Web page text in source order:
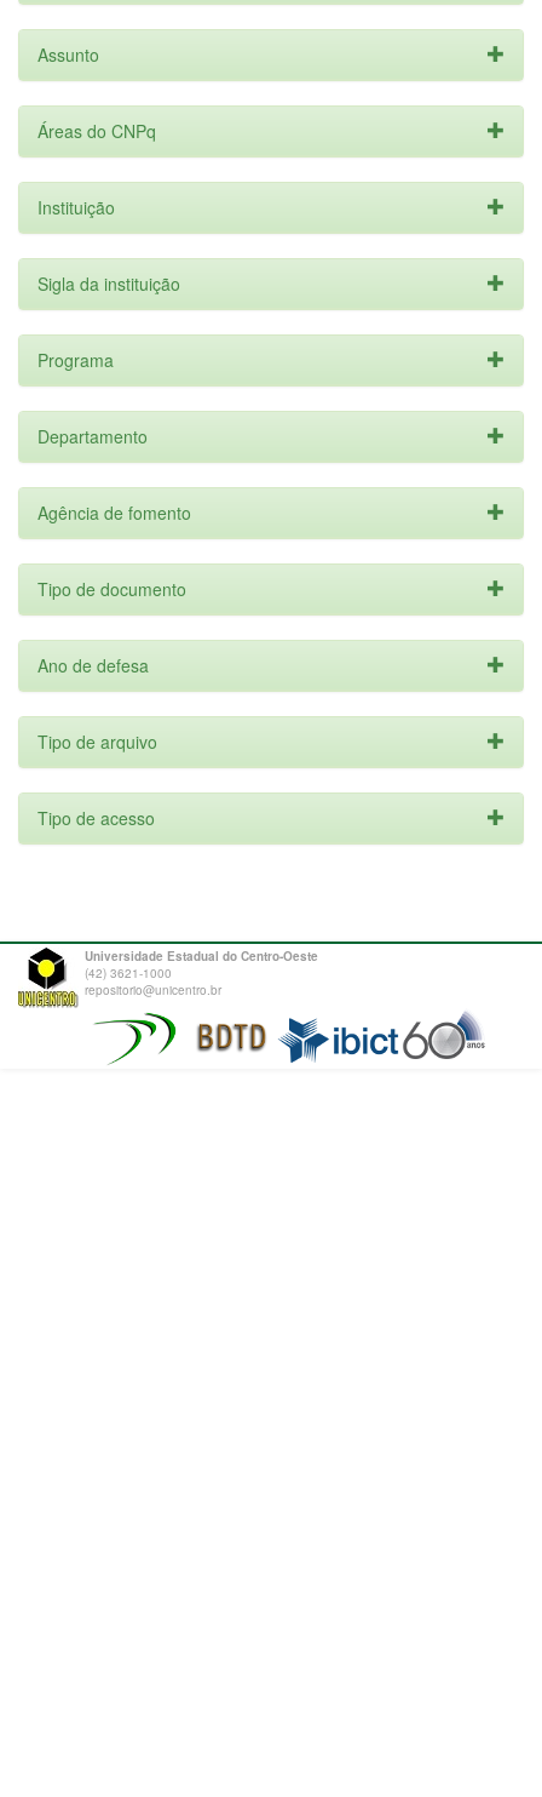
Assunto
Áreas do CNPq
Instituição
Sigla da instituição
Programa
Departamento
Agência de fomento
Tipo de documento
Ano de defesa
Tipo de arquivo
Tipo de acesso
Universidade Estadual do Centro-Oeste
(42) 3621-1000
repositorio@unicentro.br